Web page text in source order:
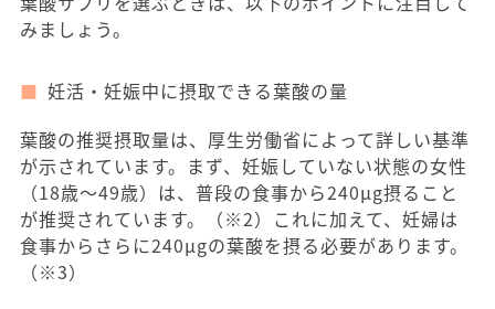
みましょう。
妊活・妊娠中に摂取できる葉酸の量
葉酸の推奨摂取量は、厚生労働省によって詳しい基準
が示されています。まず、妊娠していない状態の女性
（18歳〜49歳）は、普段の食事から240μg摂ること
が推奨されています。（※2）これに加えて、妊婦は
食事からさらに240μgの葉酸を摂る必要があります。
（※3）